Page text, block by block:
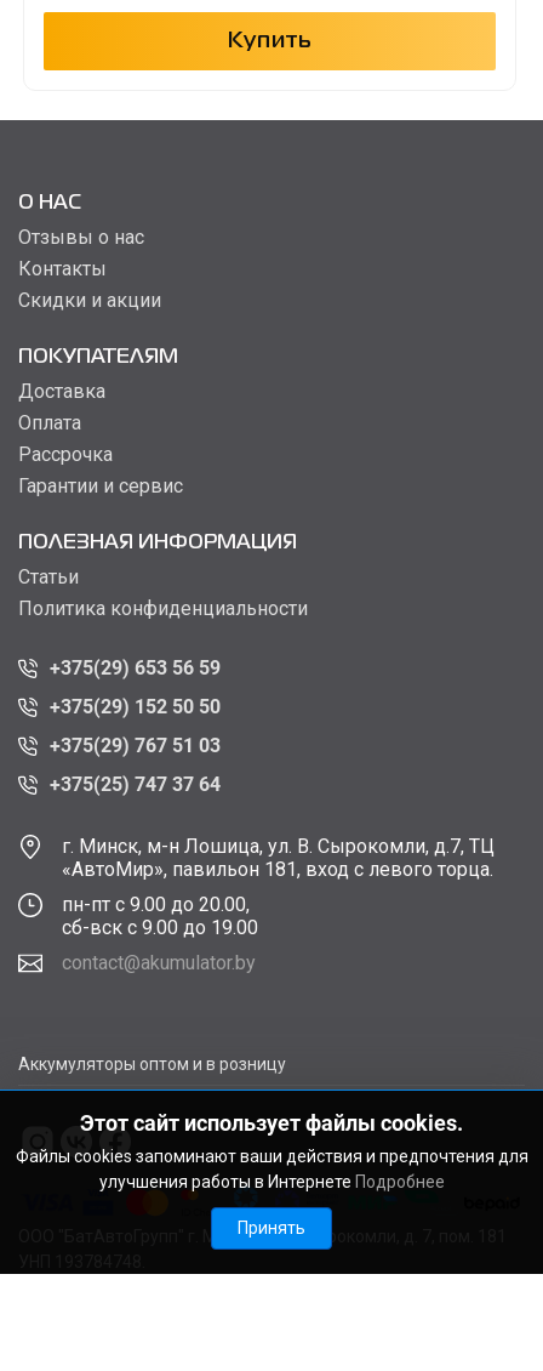
Купить
О НАС
Отзывы о нас
Контакты
Скидки и акции
ПОКУПАТЕЛЯМ
Доставка
Оплата
Рассрочка
Гарантии и сервис
ПОЛЕЗНАЯ ИНФОРМАЦИЯ
Статьи
Политика конфиденциальности
+375(29) 653 56 59
+375(29) 152 50 50
+375(29) 767 51 03
+375(25) 747 37 64
г. Минск, м-н Лошица, ул. В. Сырокомли, д.7, ТЦ
«АвтоМир», павильон 181, вход с левого торца.
пн-пт с 9.00 до 20.00,
сб-вск с 9.00 до 19.00
contact@akumulator.by
Аккумуляторы оптом и в розницу
ООО "БатАвтоГрупп" г. Минск, ул. В. Сырокомли, д. 7, пом. 181
Этот сайт использует файлы cookies.
Файлы cookies запоминают ваши действия и предпочтения для
улучшения работы в Интернете Подробнее
Принять